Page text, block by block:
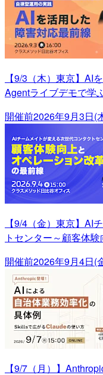
【9/3（木）東京】AI
Agentライブデモで学
開催前2026年9月3日(
【9/4（金）東京】AI
トセンター～顧客体
開催前2026年9月4日(
【9/7（月）】